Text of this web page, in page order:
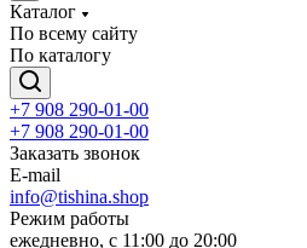
Каталог
По всему сайту
По каталогу
+7 908 290-01-00
+7 908 290-01-00
Заказать звонок
E-mail
info@tishina.shop
Режим работы
ежедневно, с 11:00 до 20:00